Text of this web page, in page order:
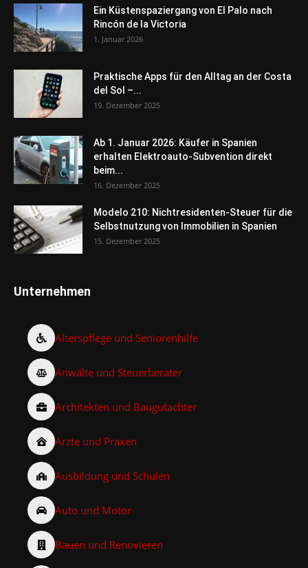
Ein Küstenspaziergang von El Palo nach
Rincón de la Victoria
1. Januar 2026
Praktische Apps für den Alltag an der Costa
del Sol –...
19. Dezember 2025
Ab 1. Januar 2026: Käufer in Spanien
erhalten Elektroauto-Subvention direkt
beim...
16. Dezember 2025
Modelo 210: Nichtresidenten-Steuer für die
Selbstnutzung von Immobilien in Spanien
15. Dezember 2025
Unternehmen
Alterspflege und Seniorenhilfe
Anwälte und Steuerberater
Architekten und Baugutachter
Ärzte und Praxen
Ausbildung und Schulen
Auto und Motor
Bauen und Renovieren